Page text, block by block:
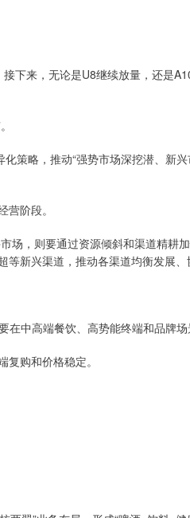
下来，无论是U8继续放量，还是
策略，推动“强势市场深挖潜、新
阶段。
场，则要通过资源倾斜和渠道精耕
新兴渠道，推动各渠道均衡发展、
中高端餐饮、高势能终端和品牌场
购和价格稳定。